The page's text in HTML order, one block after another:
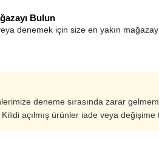
Bulun
denemek için size en yakın
deneme sırasında zarar
Kilidi açılmış ürünler iade veya değişime